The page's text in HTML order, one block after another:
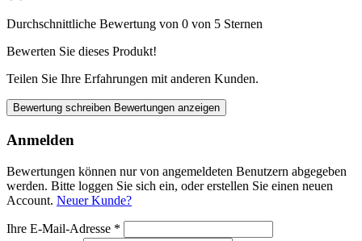
Durchschnittliche Bewertung von 0 von 5 Sternen
Bewerten Sie dieses Produkt!
Teilen Sie Ihre Erfahrungen mit anderen Kunden.
Bewertung schreiben Bewertungen anzeigen
Anmelden
Bewertungen können nur von angemeldeten Benutzern abgegeben
werden. Bitte loggen Sie sich ein, oder erstellen Sie einen neuen
Account. Neuer Kunde?
Ihre E-Mail-Adresse *